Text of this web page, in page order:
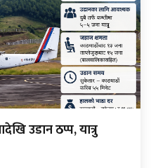
उडान ठप्प, यात्रु